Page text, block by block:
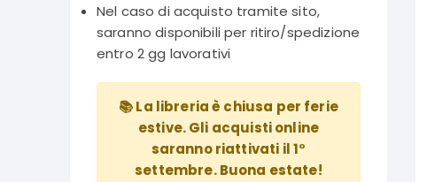
Nel caso di acquisto tramite sito,
saranno disponibili per ritiro/spedizione
entro 2 gg lavorativi
📚 La libreria è chiusa per ferie
estive. Gli acquisti online
saranno riattivati il 1°
settembre. Buona estate!